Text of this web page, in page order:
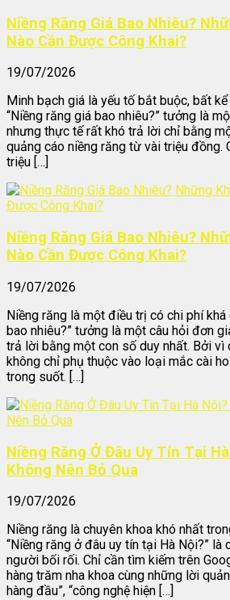
Niềng Răng Giá Bao Nhiêu?
Nào Cần Được Công Khai?
19/07/2026
Minh bạch giá là yếu tố bắt buộc, bất
“Niềng răng giá bao nhiêu?” tưởng là
nhưng thực tế rất khó trả lời chỉ bằng
quảng cáo niềng răng từ vài triệu đồng.
triệu […]
Niềng Răng Giá Bao Nhiêu?
Nào Cần Được Công Khai?
19/07/2026
Niềng răng là một điều trị có chi phí khá
bao nhiêu?” tưởng là một câu hỏi đơn
trả lời bằng một con số duy nhất. Bởi vì
không chỉ phụ thuộc vào loại mắc cài
trong suốt. […]
Niềng Răng Ở Đâu Uy Tín Tại
Không Nên Bỏ Qua
19/07/2026
Niềng răng là chuyên khoa khó nhất
“Niềng răng ở đâu uy tín tại Hà Nội?” là
người bối rối. Chỉ cần tìm kiếm trên
hàng trăm nha khoa cùng những lời
hàng đầu”, “công nghệ hiện […]